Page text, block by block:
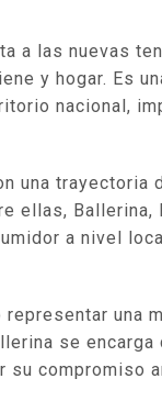
a las nuevas
y hogar. Es
nacional,
una trayectoria
ellas,
a nivel
representar
se
su compromiso